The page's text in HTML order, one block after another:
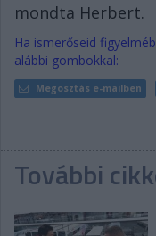
mondta Herbert.
Ha ismerőseid
alábbi gombokkal:
Megosztás e-mailben
További